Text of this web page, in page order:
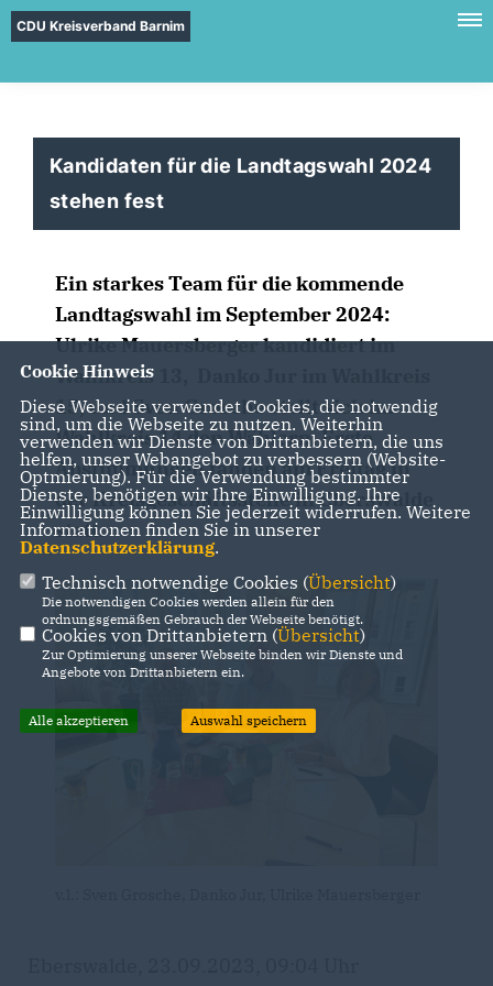
CDU Kreisverband Barnim
Kandidaten für die Landtagswahl 2024
stehen fest
Ein starkes Team für die kommende
Landtagswahl im September 2024:
Ulrike Mauersberger kandidiert im
Wahlkreis 13, Danko Jur im Wahlkreis
15, und Sven Grosche stellt sich im
Wahlkreis 14 den Wählern. Erste
Abstimmungen fanden am Freitag in
der Kreisgeschäftsstelle in Eberswalde
statt.
Cookie Hinweis
Diese Webseite verwendet Cookies, die notwendig
sind, um die Webseite zu nutzen. Weiterhin
verwenden wir Dienste von Drittanbietern, die uns
helfen, unser Webangebot zu verbessern (Website-
Optmierung). Für die Verwendung bestimmter
Dienste, benötigen wir Ihre Einwilligung. Ihre
Einwilligung können Sie jederzeit widerrufen. Weitere
Informationen finden Sie in unserer
Datenschutzerklärung.
Technisch notwendige Cookies (Übersicht)
Die notwendigen Cookies werden allein für den
ordnungsgemäßen Gebrauch der Webseite benötigt.
Cookies von Drittanbietern (Übersicht)
Zur Optimierung unserer Webseite binden wir Dienste und
Angebote von Drittanbietern ein.
Alle akzeptieren Auswahl speichern